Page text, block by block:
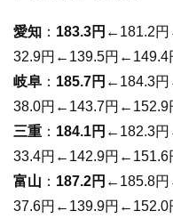
愛知 ： 183.3円 ←181.2
32.9円←139.5円←149.4
岐阜 ： 185.7円 ←184.3
38.0円←143.7円←152.9
三重 ： 184.1円 ←182.3
33.4円←142.9円←151.6
富山 ： 187.2円 ←185.8
37.6円←139.9円←152.0